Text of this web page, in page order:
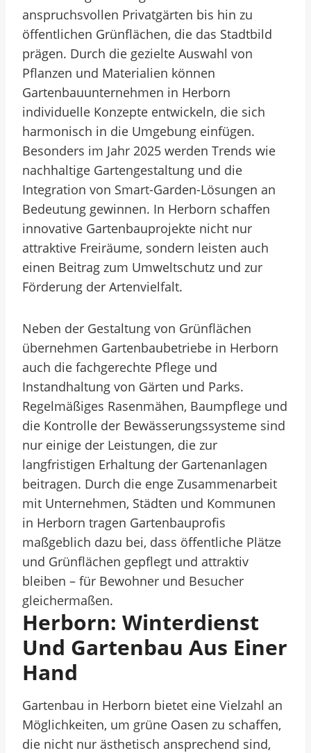
anspruchsvollen Privatgärten bis hin zu
öffentlichen Grünflächen, die das Stadtbild
prägen. Durch die gezielte Auswahl von
Pflanzen und Materialien können
Gartenbauunternehmen in Herborn
individuelle Konzepte entwickeln, die sich
harmonisch in die Umgebung einfügen.
Besonders im Jahr 2025 werden Trends wie
nachhaltige Gartengestaltung und die
Integration von Smart-Garden-Lösungen an
Bedeutung gewinnen. In Herborn schaffen
innovative Gartenbauprojekte nicht nur
attraktive Freiräume, sondern leisten auch
einen Beitrag zum Umweltschutz und zur
Förderung der Artenvielfalt.
Neben der Gestaltung von Grünflächen
übernehmen Gartenbaubetriebe in Herborn
auch die fachgerechte Pflege und
Instandhaltung von Gärten und Parks.
Regelmäßiges Rasenmähen, Baumpflege und
die Kontrolle der Bewässerungssysteme sind
nur einige der Leistungen, die zur
langfristigen Erhaltung der Gartenanlagen
beitragen. Durch die enge Zusammenarbeit
mit Unternehmen, Städten und Kommunen
in Herborn tragen Gartenbauprofis
maßgeblich dazu bei, dass öffentliche Plätze
und Grünflächen gepflegt und attraktiv
bleiben – für Bewohner und Besucher
gleichermaßen.
Herborn: Winterdienst
Und Gartenbau Aus Einer
Hand
Gartenbau in Herborn bietet eine Vielzahl an
Möglichkeiten, um grüne Oasen zu schaffen,
die nicht nur ästhetisch ansprechend sind,